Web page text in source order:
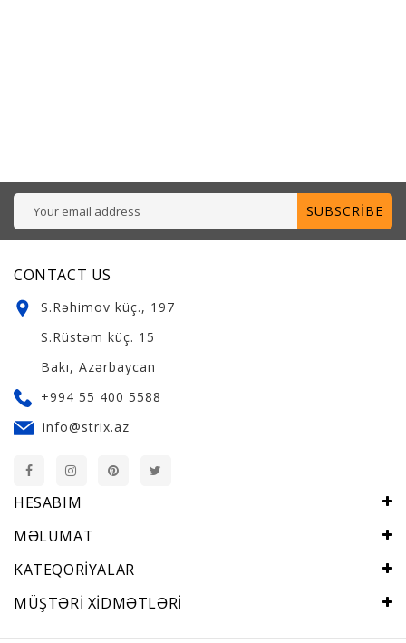
SUBSCRIBE
CONTACT US
S.Rəhimov küç., 197
S.Rüstəm küç. 15
Bakı, Azərbaycan
+994 55 400 5588
info@strix.az
HESABIM
MƏLUMAT
KATEQORIYALAR
MÜŞTƏRI XIDMƏTLƏRI